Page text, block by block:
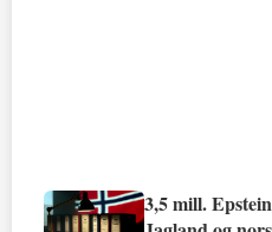
3,5 mill.